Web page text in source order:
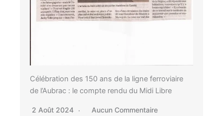
Célébration des 150 ans de la ligne ferroviaire
de l’Aubrac : le compte rendu du Midi Libre
2 Août 2024 Aucun Commentaire